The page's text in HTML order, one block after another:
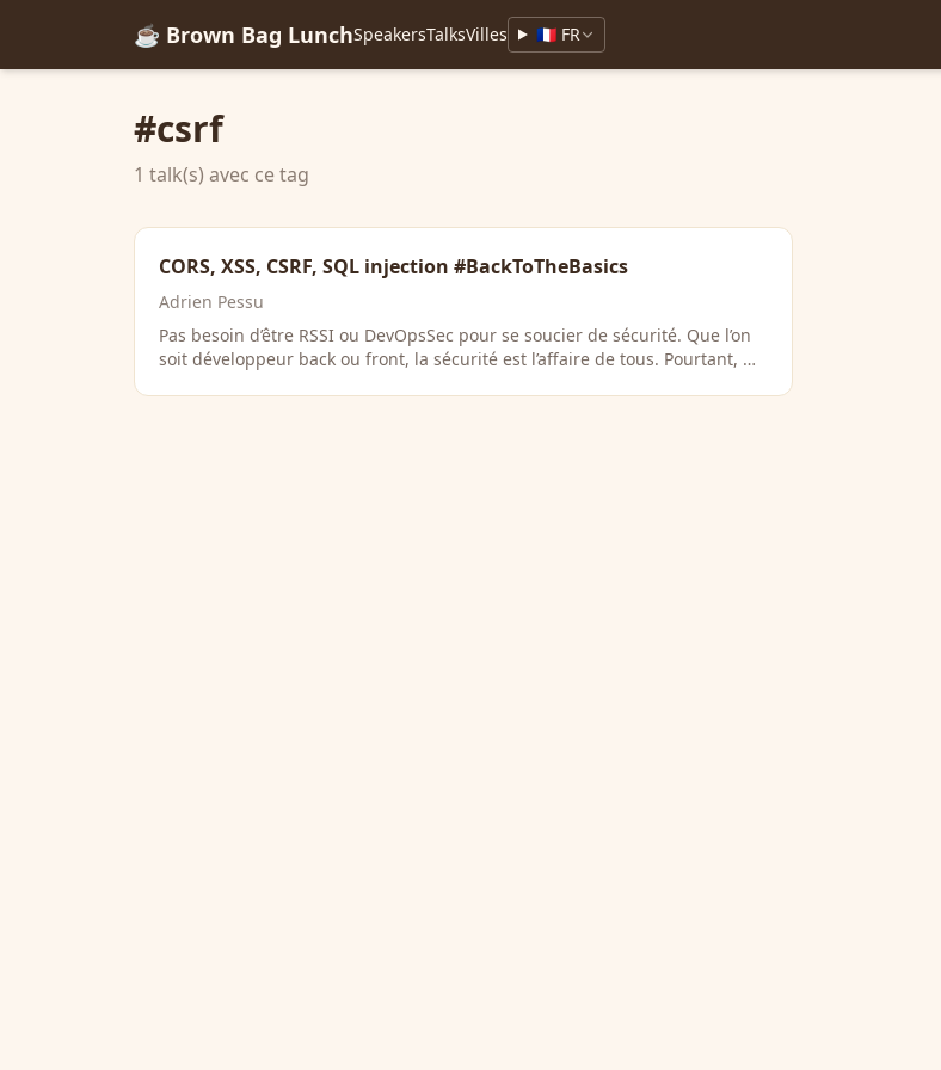
☕ Brown Bag LunchSpeakersTalksVilles 🇫🇷 FR
#csrf
1 talk(s) avec ce tag
CORS, XSS, CSRF, SQL injection #BackToTheBasics
Adrien Pessu
Pas besoin d’être RSSI ou DevOpsSec pour se soucier de sécurité. Que l’on
soit développeur back ou front, la sécurité est l’affaire de tous. Pourtant, …